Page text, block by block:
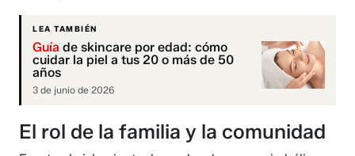
LEA TAMBIÉN
Guía de skincare por edad: cómo
cuidar la piel a tus 20 o más de 50
años
3 de junio de 2026
El rol de la familia y la comunidad